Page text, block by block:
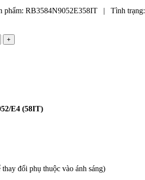
phẩm: RB3584N9052E358IT | Tình trạng:
+
E4 (58IT)
đổi phụ thuộc vào ánh sáng)